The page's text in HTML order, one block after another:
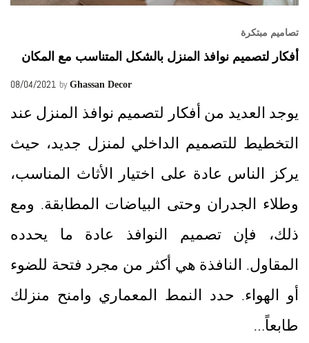
تصاميم مبتكرة
أفكار لتصميم نوافذ المنزل بالشكل المتناسب مع المكان
08/04/2021 by Ghassan Decor
يوجد العديد من أفكار لتصميم نوافذ المنزل عند
التخطيط للتصميم الداخلي لمنزل جديد، حيث
يركز الناس عادة على اختيار الأثاث المناسب،
وطلاء الجدران وحتى البياضات المطابقة. ومع
ذلك، فإن تصميم النوافذ عادة ما يحدده
المقاول. النافذة هي أكثر من مجرد فتحة للضوء
أو الهواء. حدد النمط المعماري وامنح منزلك
طابعاً…